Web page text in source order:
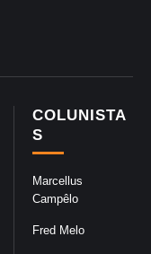
COLUNISTA
S
Marcellus
Campêlo
Fred Melo